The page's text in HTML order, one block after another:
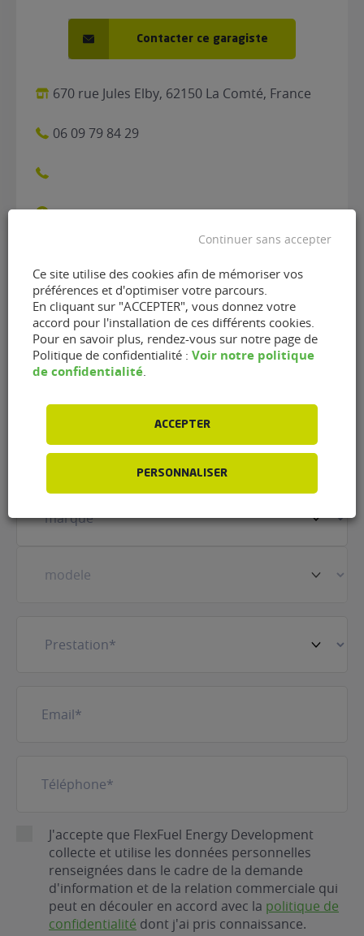
Contacter ce garagiste
670 rue Jules Elby, 62150 La Comté, France
06 09 79 84 29
Contacter le garage Pro
Auto de La Comté (62150)
Nom(Nécessaire)
Votre
véhicule(Nécessaire)
mail(Nécessaire)
RGPDJ'accepte que FlexFuel Energy Development
collecte et utilise les données personnelles
renseignées dans le cadre de la demande
d'information et de la relation commerciale qui
peut en découler en accord avec la politique de
confidentialité dont j'ai pris connaissance.
Ce site utilise des cookies afin de mémoriser vos
préférences et d'optimiser votre parcours.
En cliquant sur "ACCEPTER", vous donnez votre
accord pour l'installation de ces différents cookies.
Pour en savoir plus, rendez-vous sur notre page de
Politique de confidentialité : Voir notre politique
de confidentialité
ACCEPTER
PERSONNALISER
Continuer sans accepter